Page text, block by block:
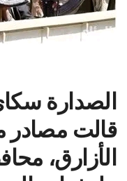
الصدارة
قالت مصادر
الأزارق،